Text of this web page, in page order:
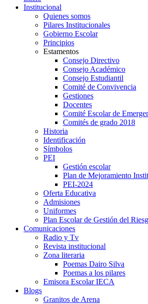
Institucional
Quienes somos
Pilares Institucionales
Gobierno Escolar
Principios
Estamentos
Consejo Directivo
Consejo Académico
Consejo Estudiantil
Comité de Convivencia
Gestiones
Docentes
Comité Escolar de
Comités de grado 2018
Historia
Identificación
Símbolos
PEI
Gestión escolar
Plan de Mejoramiento
PEI-2024
Oferta Educativa
Admisiones
Uniformes
Plan Escolar de Gestión del
Comunicaciones
Radio y Tv
Revista institucional
Zona literaria
Poemas Dairo Silva
Poemas a los pilares
Emisora Escolar IECA
Blogs
Granitos de Arena